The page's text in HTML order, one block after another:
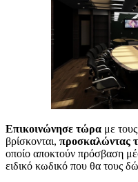
Επικοινώνησε τώρα με
βρίσκονται, προσκαλώντας
οποίο αποκτούν πρόσβαση
ειδικό κωδικό που θα τους